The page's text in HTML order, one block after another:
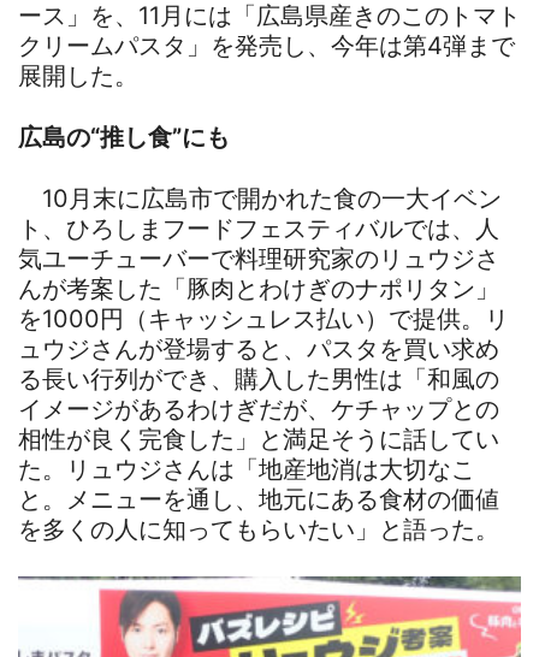
ース」を、11月には「広島県産きのこのトマト
クリームパスタ」を発売し、今年は第4弾まで
展開した。
広島の“推し食”にも
10月末に広島市で開かれた食の一大イベン
ト、ひろしまフードフェスティバルでは、人
気ユーチューバーで料理研究家のリュウジさ
んが考案した「豚肉とわけぎのナポリタン」
を1000円（キャッシュレス払い）で提供。リ
ュウジさんが登場すると、パスタを買い求め
る長い行列ができ、購入した男性は「和風の
イメージがあるわけぎだが、ケチャップとの
相性が良く完食した」と満足そうに話してい
た。リュウジさんは「地産地消は大切なこ
と。メニューを通し、地元にある食材の価値
を多くの人に知ってもらいたい」と語った。